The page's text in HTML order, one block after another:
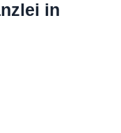
in